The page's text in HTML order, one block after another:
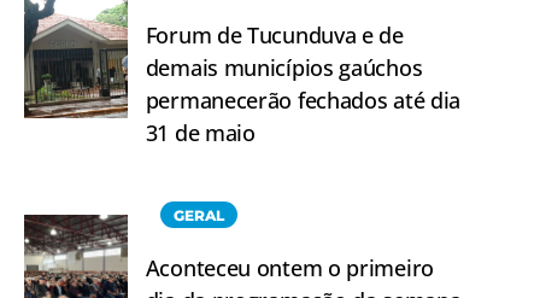
Forum de Tucunduva e de
demais municípios gaúchos
permanecerão fechados até dia
31 de maio
GERAL
Aconteceu ontem o primeiro